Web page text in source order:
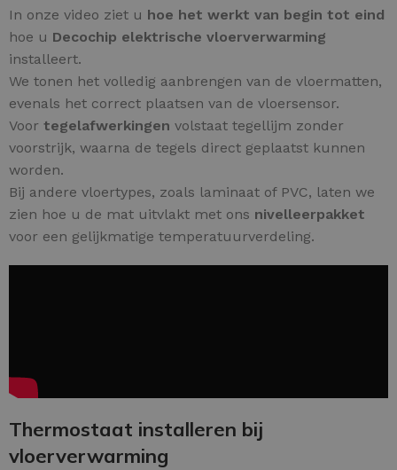
In onze video ziet u hoe het werkt van begin tot eind
hoe u Decochip elektrische vloerverwarming
installeert.
We tonen het volledig aanbrengen van de vloermatten,
evenals het correct plaatsen van de vloersensor.
Voor tegelafwerkingen volstaat tegellijm zonder
voorstrijk, waarna de tegels direct geplaatst kunnen
worden.
Bij andere vloertypes, zoals laminaat of PVC, laten we
zien hoe u de mat uitvlakt met ons nivelleerpakket
voor een gelijkmatige temperatuurverdeling.
Thermostaat installeren bij
vloerverwarming